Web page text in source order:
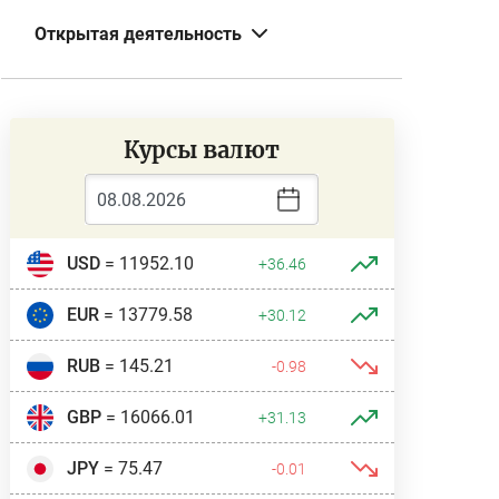
Открытая деятельность
Курсы валют
USD= 11952.10 +36.46
EUR= 13779.58 +30.12
RUB= 145.21 -0.98
GBP= 16066.01 +31.13
JPY= 75.47 -0.01